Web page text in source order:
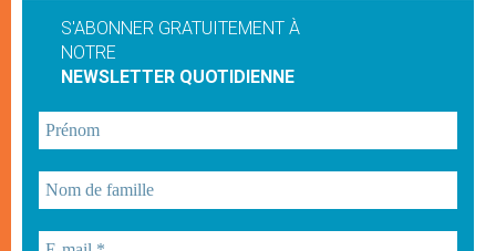
S'ABONNER GRATUITEMENT À
NOTRE
NEWSLETTER QUOTIDIENNE